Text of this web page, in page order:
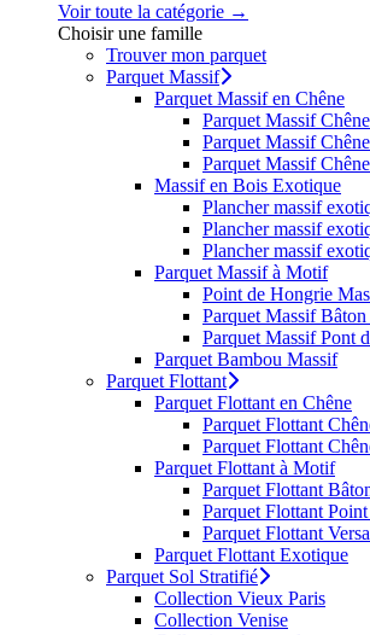
Voir toute la catégorie →
Choisir une famille
Trouver mon parquet
Parquet Massif
Parquet Massif en Chêne
Parquet Massif
Parquet Massif
Parquet Massif
Massif en Bois Exotique
Plancher massif
Plancher massif
Plancher massif
Parquet Massif à Motif
Point de Hongrie
Parquet Massif
Parquet Massif Pont
Parquet Bambou Massif
Parquet Flottant
Parquet Flottant en Chêne
Parquet Flottant
Parquet Flottant
Parquet Flottant à Motif
Parquet Flottant
Parquet Flottant
Parquet Flottant
Parquet Flottant Exotique
Parquet Sol Stratifié
Collection Vieux Paris
Collection Venise